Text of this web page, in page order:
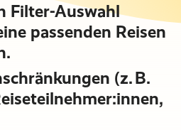
Filter-Auswahl
passenden Reisen
(z. B.